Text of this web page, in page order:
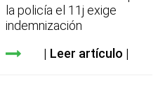
la policía el 11j exige
indemnización
Leer artículo